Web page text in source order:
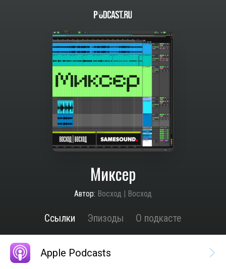
Миксер
Автор: Восход | Восход
Ссылки Эпизоды О подкасте
Apple Podcasts